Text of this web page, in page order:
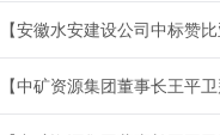
【安徽水安建设公司中标赞比
【中矿资源集团董事长王平